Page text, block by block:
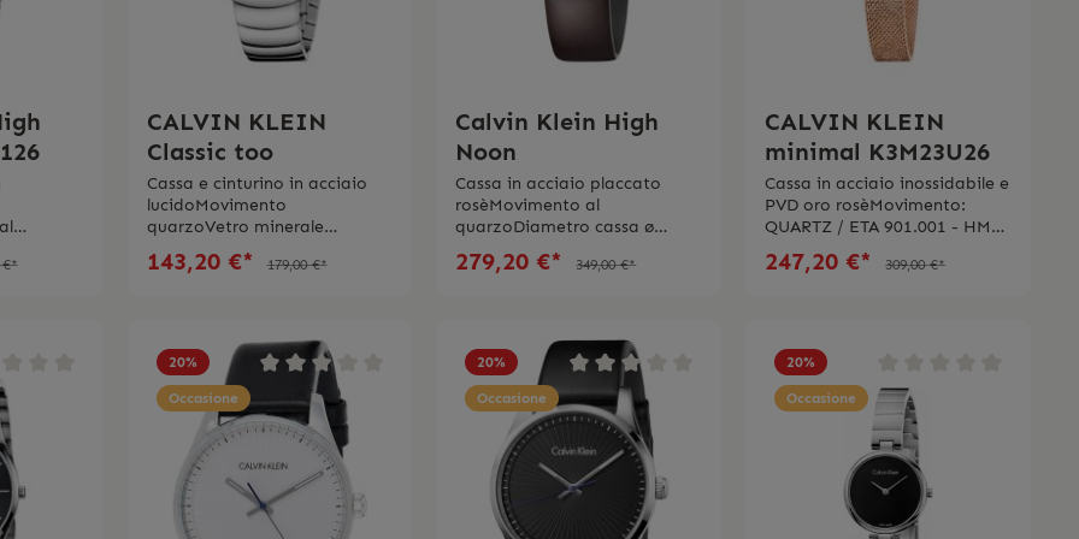
40
e
€*
CALVIN KLEIN
Classic too
Cassa e cinturino in acciaio
lucidoMovimento
quarzoVetro minerale
Dimensioni cassa 38
mmQuadrante in
143,20 €* 179,00 €*
Calvin Klein High
Noon
Cassa in acciaio placcato
rosèMovimento al
quarzoDiametro cassa ø
43,00 mmVetro
minerale Cinturino in pelle
Made L’orologio viene
spedito con la scatola
originale e l’istruzione d’uso
originale.
279,20 €* 349,00 €*
CALVIN KLEIN
minimal K3M23U26
Cassa in acciaio inossidabile e
PVD oro rosèMovimento:
QUARTZ / ETA 901.001 - HM
Dimensioni cassa Ø 24.00
mmQuadrante in
scorrevoleFunzioni:
HMImpermeabilità 3 barSwiss
Made
247,20 €* 309,00 €*
20%
Occasione
20%
Occasione
20%
Occasione